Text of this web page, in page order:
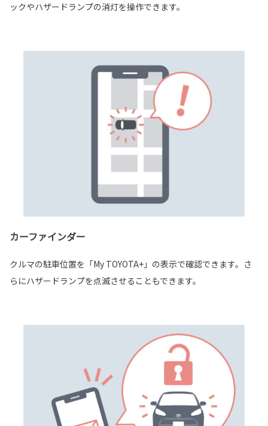
ックやハザードランプの消灯を操作できます。
カーファインダー
クルマの駐車位置を「My TOYOTA+」の表示で確認できます。さ
らにハザードランプを点滅させることもできます。